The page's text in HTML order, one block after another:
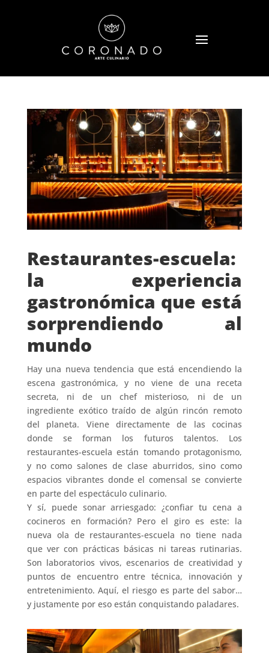
Restaurantes-escuela:
la experiencia
gastronómica que está
sorprendiendo al
mundo
Hay una nueva tendencia que está encendiendo la
escena gastronómica, y no viene de una receta
secreta, ni de un chef misterioso, ni de un
ingrediente exótico traído de algún rincón remoto
del planeta. Viene directamente de las cocinas
donde se forman los futuros talentos. Los
restaurantes-escuela están tomando protagonismo,
y no como salones de clase aburridos, sino como
espacios vibrantes donde el comensal se convierte
en parte del espectáculo culinario.
Y sí, puede sonar arriesgado: ¿confiar tu cena a
cocineros en formación? Pero el giro es este: la
nueva ola de restaurantes-escuela no tiene nada
que ver con prácticas básicas ni tareas rutinarias.
Son laboratorios vivos, escenarios de creatividad y
puntos de encuentro entre técnica, innovación y
entretenimiento. Aquí, el riesgo es parte del sabor…
y justamente por eso están conquistando paladares.